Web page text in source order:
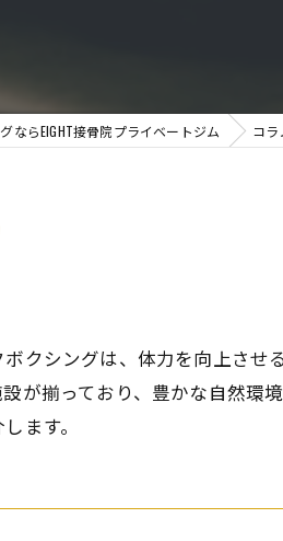
ならEIGHT接骨院プライベートジム コラ
クシングは、体力を向上さ
が揃っており、豊かな自然環
ます。